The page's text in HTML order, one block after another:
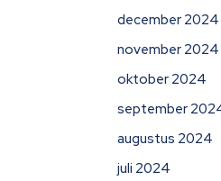
december 2024
november 2024
oktober 2024
september
augustus 2024
juli 2024